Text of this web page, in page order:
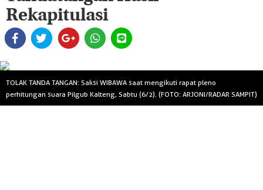
Rekapitulasi
TOLAK TANDA TANGAN: Saksi WIBAWA saat mengikuti rapat pleno
perhitungan suara Pilgub Kalteng, Sabtu (6/2). (FOTO: ARJONI/RADAR SAMPIT)